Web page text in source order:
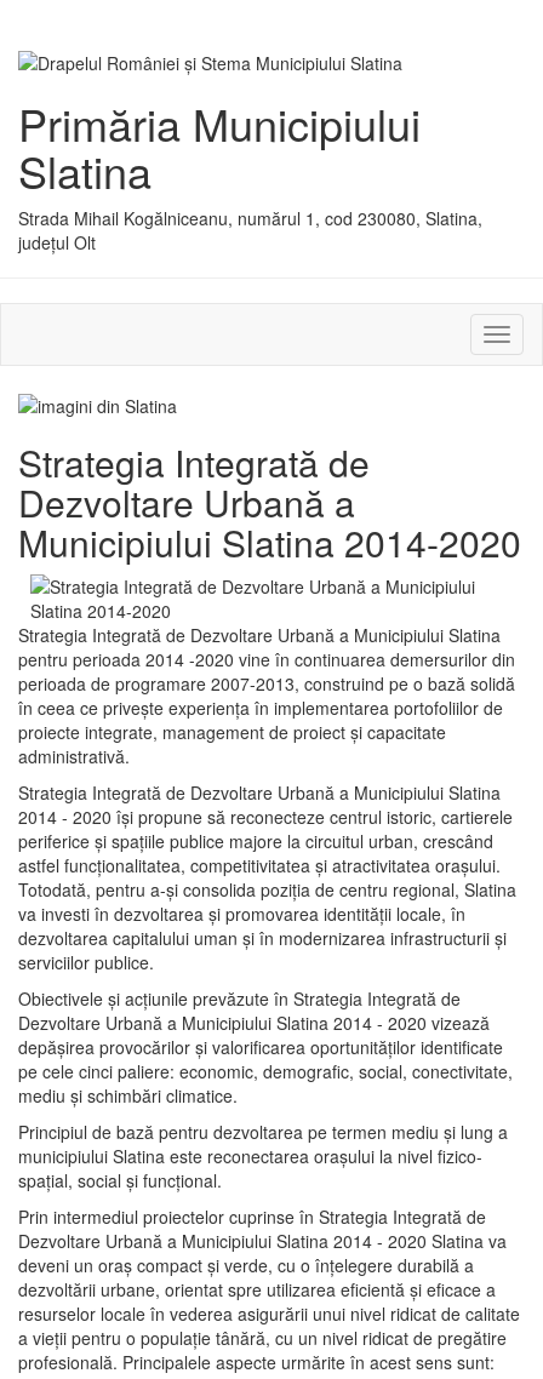
Primăria Municipiului
Slatina
Strada Mihail Kogălniceanu, numărul 1, cod 230080, Slatina,
județul Olt
sau
Strategia Integrată de
Dezvoltare Urbană a
Municipiului Slatina 2014-2020
Strategia Integrată de Dezvoltare Urbană a Municipiului Slatina
pentru perioada 2014 -2020 vine în continuarea demersurilor din
perioada de programare 2007-2013, construind pe o bază solidă
în ceea ce priveşte experienţa în implementarea portofoliilor de
proiecte integrate, management de proiect și capacitate
administrativă.
Strategia Integrată de Dezvoltare Urbană a Municipiului Slatina
2014 - 2020 își propune să reconecteze centrul istoric, cartierele
periferice şi spaţiile publice majore la circuitul urban, crescând
astfel funcţionalitatea, competitivitatea şi atractivitatea oraşului.
Totodată, pentru a-şi consolida poziţia de centru regional, Slatina
va investi în dezvoltarea şi promovarea identităţii locale, în
dezvoltarea capitalului uman şi în modernizarea infrastructurii şi
serviciilor publice.
Obiectivele şi acţiunile prevăzute în Strategia Integrată de
Dezvoltare Urbană a Municipiului Slatina 2014 - 2020 vizează
depășirea provocărilor şi valorificarea oportunităţilor identificate
pe cele cinci paliere: economic, demografic, social, conectivitate,
mediu şi schimbări climatice.
Principiul de bază pentru dezvoltarea pe termen mediu şi lung a
municipiului Slatina este reconectarea oraşului la nivel fizico-
spaţial, social şi funcţional.
Prin intermediul proiectelor cuprinse în Strategia Integrată de
Dezvoltare Urbană a Municipiului Slatina 2014 - 2020 Slatina va
deveni un oraş compact şi verde, cu o înţelegere durabilă a
dezvoltării urbane, orientat spre utilizarea eficientă şi eficace a
resurselor locale în vederea asigurării unui nivel ridicat de calitate
a vieţii pentru o populaţie tânără, cu un nivel ridicat de pregătire
profesională. Principalele aspecte urmărite în acest sens sunt: